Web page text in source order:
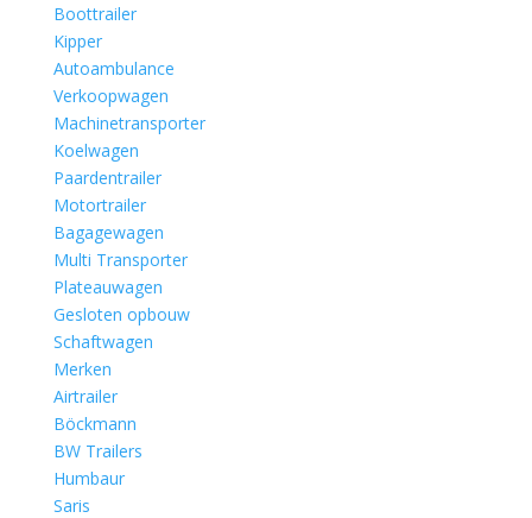
Boottrailer
Kipper
Autoambulance
Verkoopwagen
Machinetransporter
Koelwagen
Paardentrailer
Motortrailer
Bagagewagen
Multi Transporter
Plateauwagen
Gesloten opbouw
Schaftwagen
Merken
Airtrailer
Böckmann
BW Trailers
Humbaur
Saris